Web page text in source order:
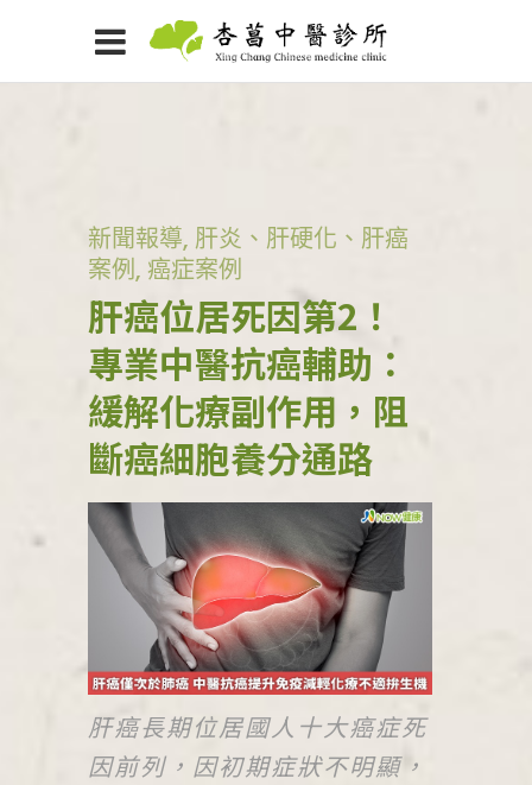
新聞報導, 肝炎、肝硬化、肝癌
案例, 癌症案例
肝癌位居死因第2！
專業中醫抗癌輔助：
緩解化療副作用，阻
斷癌細胞養分通路
肝癌長期位居國人十大癌症死
因前列，因初期症狀不明顯，